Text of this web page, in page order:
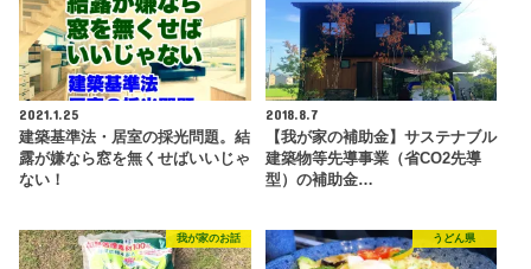
2021.1.25
建築基準法・居室の採光問題。結
露が嫌なら窓を無くせばいいじゃ
ない！
2018.8.7
【我が家の補助金】サステナブル
建築物等先導事業（省CO2先導
型）の補助金…
我が家のお話 うどん県